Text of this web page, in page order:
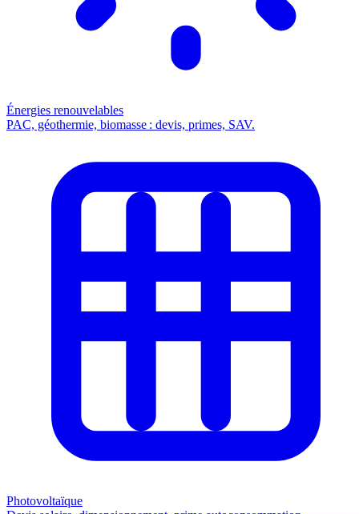
Énergies renouvelables
PAC, géothermie, biomasse : devis, primes, SAV.
Photovoltaïque